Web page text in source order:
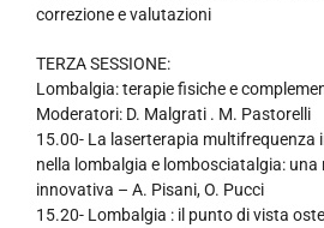
correzione e valutazioni
TERZA SESSIONE:
Lombalgia: terapie fisiche e
Moderatori: D. Malgrati . M. Pastorelli
15.00- La laserterapia multifrequenza
nella lombalgia e lombosciatalgia:
innovativa – A. Pisani, O. Pucci
15.20- Lombalgia : il punto di vista